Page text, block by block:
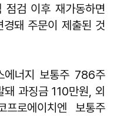
점검 이후 재가동하면
돼 주문이 제출된 것
에너지 보통주 786주
과징금 110만원, 외
로에이치엔 보통주